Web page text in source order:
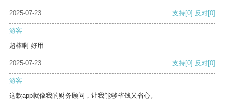
2025-07-23 支持[0] 反对[0]
游客
超棒啊 好用
2025-07-23 支持[0] 反对[0]
游客
这款app就像我的财务顾问，让我能够省钱又省心。